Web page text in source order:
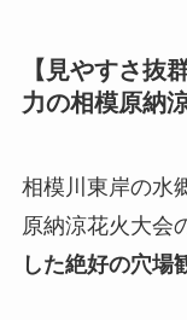
【見やすさ抜
力の相模原納
相模川東岸の水
原納涼花火大会
した絶好の穴場